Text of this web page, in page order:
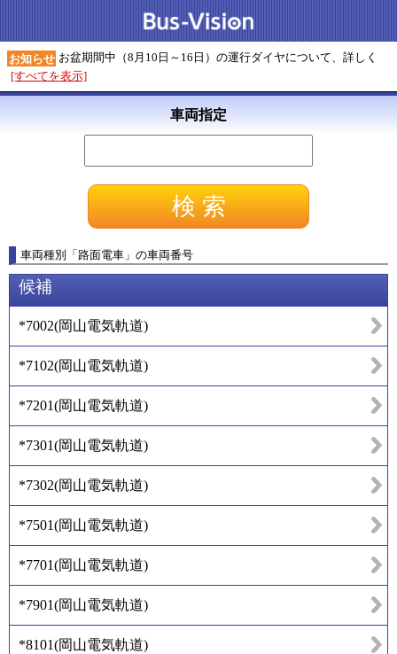
お知らせ お盆期間中（8月10日～16日）の運行ダイヤについて、詳しく
[すべてを表示]
車両指定
車両種別 「路面電車 」 の車両番号
候補
*7002(岡山電気軌道)
*7102(岡山電気軌道)
*7201(岡山電気軌道)
*7301(岡山電気軌道)
*7302(岡山電気軌道)
*7501(岡山電気軌道)
*7701(岡山電気軌道)
*7901(岡山電気軌道)
*8101(岡山電気軌道)